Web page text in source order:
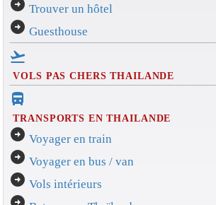
arrow_circle_right Trouver un hôtel
arrow_circle_right Guesthouse
flight_takeoff
VOLS PAS CHERS THAILANDE
directions_bus_filled
TRANSPORTS EN THAILANDE
arrow_circle_right Voyager en train
arrow_circle_right Voyager en bus / van
arrow_circle_right Vols intérieurs